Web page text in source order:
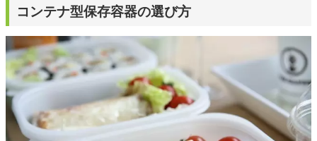
コンテナ型保存容器の選び方